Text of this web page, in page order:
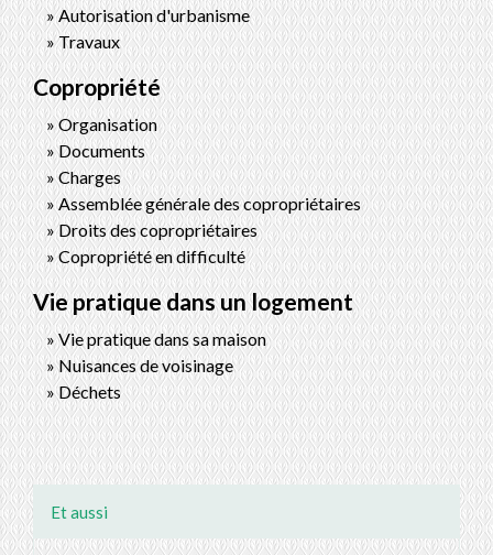
Autorisation d'urbanisme
Travaux
Copropriété
Organisation
Documents
Charges
Assemblée générale des copropriétaires
Droits des copropriétaires
Copropriété en difficulté
Vie pratique dans un logement
Vie pratique dans sa maison
Nuisances de voisinage
Déchets
Et aussi